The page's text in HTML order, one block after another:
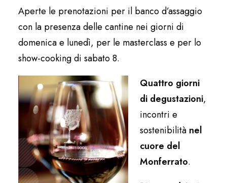
Aperte le prenotazioni per il banco d’assaggio
con la presenza delle cantine nei giorni di
domenica e lunedì, per le masterclass e per lo
show-cooking di sabato 8.
Quattro giorni
di degustazioni,
incontri e
sostenibilità nel
cuore del
Monferrato.